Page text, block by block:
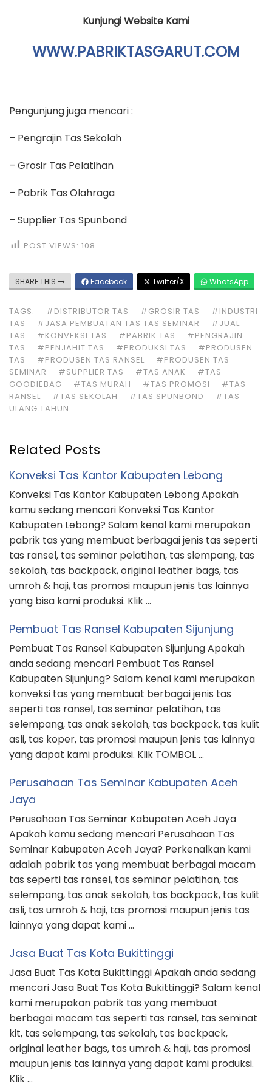
Kunjungi Website Kami
WWW.PABRIKTASGARUT.COM
Pengunjung juga mencari :
– Pengrajin Tas Sekolah
– Grosir Tas Pelatihan
– Pabrik Tas Olahraga
– Supplier Tas Spunbond
POST VIEWS: 108
SHARE THIS Facebook Twitter/X WhatsApp
TAGS: #DISTRIBUTOR TAS #GROSIR TAS
#INDUSTRI
TAS
#JASA PEMBUATAN TAS TAS SEMINAR
#JUAL
TAS
#KONVEKSI TAS #PABRIK TAS
#PENGRAJIN
TAS
#PENJAHIT TAS #PRODUKSI TAS
#PRODUSEN
TAS
#PRODUSEN TAS RANSEL
#PRODUSEN TAS
SEMINAR
#SUPPLIER TAS #TAS ANAK
#TAS
GOODIEBAG
#TAS MURAH #TAS PROMOSI
#TAS
RANSEL
#TAS SEKOLAH #TAS SPUNBOND
#TAS
ULANG TAHUN
Related Posts
Konveksi Tas Kantor Kabupaten Lebong
Konveksi Tas Kantor Kabupaten Lebong Apakah
kamu sedang mencari Konveksi Tas Kantor
Kabupaten Lebong? Salam kenal kami merupakan
pabrik tas yang membuat berbagai jenis tas seperti
tas ransel, tas seminar pelatihan, tas slempang, tas
sekolah, tas backpack, original leather bags, tas
umroh & haji, tas promosi maupun jenis tas lainnya
yang bisa kami produksi. Klik …
Pembuat Tas Ransel Kabupaten Sijunjung
Pembuat Tas Ransel Kabupaten Sijunjung Apakah
anda sedang mencari Pembuat Tas Ransel
Kabupaten Sijunjung? Salam kenal kami merupakan
konveksi tas yang membuat berbagai jenis tas
seperti tas ransel, tas seminar pelatihan, tas
selempang, tas anak sekolah, tas backpack, tas kulit
asli, tas koper, tas promosi maupun jenis tas lainnya
yang dapat kami produksi. Klik TOMBOL …
Perusahaan Tas Seminar Kabupaten Aceh
Jaya
Perusahaan Tas Seminar Kabupaten Aceh Jaya
Apakah kamu sedang mencari Perusahaan Tas
Seminar Kabupaten Aceh Jaya? Perkenalkan kami
adalah pabrik tas yang membuat berbagai macam
tas seperti tas ransel, tas seminar pelatihan, tas
selempang, tas anak sekolah, tas backpack, tas kulit
asli, tas umroh & haji, tas promosi maupun jenis tas
lainnya yang dapat kami …
Jasa Buat Tas Kota Bukittinggi
Jasa Buat Tas Kota Bukittinggi Apakah anda sedang
mencari Jasa Buat Tas Kota Bukittinggi? Salam kenal
kami merupakan pabrik tas yang membuat
berbagai macam tas seperti tas ransel, tas seminat
kit, tas selempang, tas sekolah, tas backpack,
original leather bags, tas umroh & haji, tas promosi
maupun jenis tas lainnya yang dapat kami produksi.
Klik …